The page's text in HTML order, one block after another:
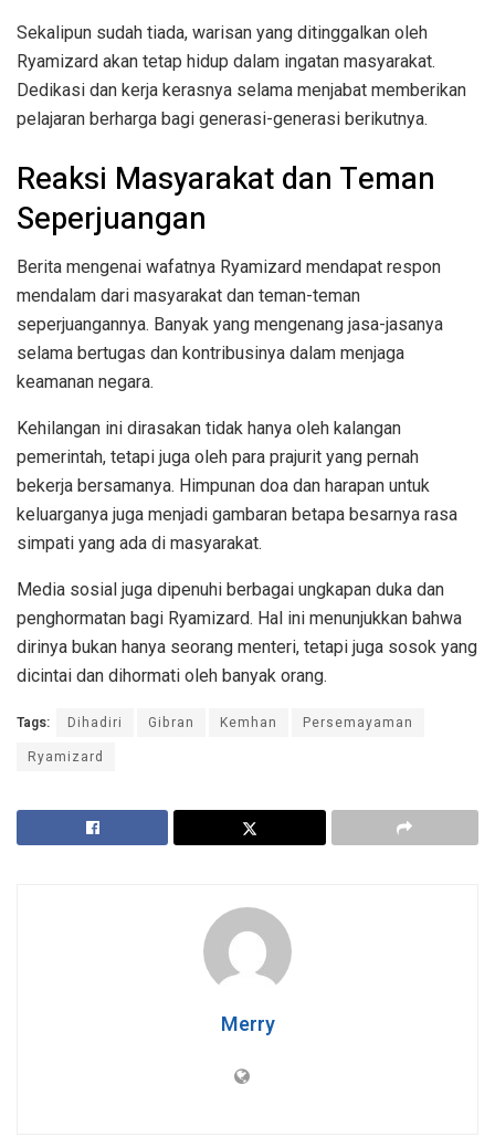
Sekalipun sudah tiada, warisan yang ditinggalkan oleh
Ryamizard akan tetap hidup dalam ingatan masyarakat.
Dedikasi dan kerja kerasnya selama menjabat memberikan
pelajaran berharga bagi generasi-generasi berikutnya.
Reaksi Masyarakat dan Teman
Seperjuangan
Berita mengenai wafatnya Ryamizard mendapat respon
mendalam dari masyarakat dan teman-teman
seperjuangannya. Banyak yang mengenang jasa-jasanya
selama bertugas dan kontribusinya dalam menjaga
keamanan negara.
Kehilangan ini dirasakan tidak hanya oleh kalangan
pemerintah, tetapi juga oleh para prajurit yang pernah
bekerja bersamanya. Himpunan doa dan harapan untuk
keluarganya juga menjadi gambaran betapa besarnya rasa
simpati yang ada di masyarakat.
Media sosial juga dipenuhi berbagai ungkapan duka dan
penghormatan bagi Ryamizard. Hal ini menunjukkan bahwa
dirinya bukan hanya seorang menteri, tetapi juga sosok yang
dicintai dan dihormati oleh banyak orang.
Tags: Dihadiri Gibran Kemhan
Persemayaman
Ryamizard
Merry